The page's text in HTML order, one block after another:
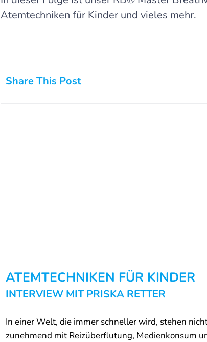
Atemtechniken für Kinder und vieles mehr.
Share This Post
ATEMTECHNIKEN FÜR KINDER
INTERVIEW MIT PRISKA RETTER
In einer Welt, die immer schneller wird, stehen
zunehmend mit Reizüberflutung, Medienkonsum